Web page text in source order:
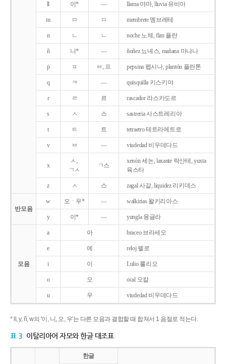
ll 이* ― llama 야마, lluvia 유비아
m ㅁ ㅁ membrete 멤브레테
n ㄴ ㄴ noche 노체, flan 플란
ñ 니* ― ñoñez 뇨녜스, mañana 마냐나
p ㅍ ㅂ, 프 pepsina 펩시나, plantón 플란톤
q ㅋ ― quisquilla 키스키야
r ㄹ 르 rascador 라스카도르
s ㅅ 스 sastreria 사스트레리아
t ㅌ 트 tetraetro 테트라에트로
v ㅂ ― viudedad 비우데다드
x
ㅅ,
ㄱㅅ
ㄱ스
xenón 세논, laxante 락산테, yuxta
육스타
z ㅅ 스 zagal 사갈, liquidez 리키데스
반모음
w 오ㆍ우* ― walkirias 왈키리아스
y 이* ― yungla 융글라
모음
a 아 braceo 브라세오
e 에 reloj 렐로
i 이 Lulio 룰리오
o 오 ocal 오칼
u 우 viudedad 비우데다드
* ll, y, ñ, w의 '이, 니, 오, 우'는 다른 모음과 결합할 때 합쳐서 1 음절로 적는다.
표 3 이탈리아어 자모와 한글 대조표
한글